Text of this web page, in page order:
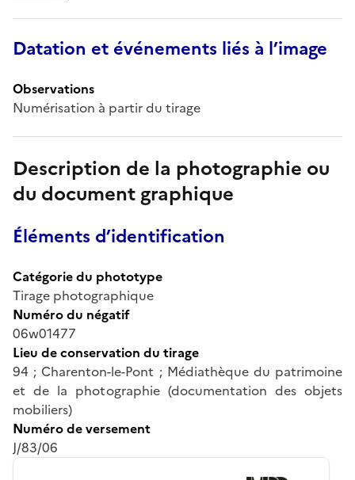
Datation et événements liés à l’image
Observations
Numérisation à partir du tirage
Description de la photographie ou
du document graphique
Éléments d’identification
Catégorie du phototype
Tirage photographique
Numéro du négatif
06w01477
Lieu de conservation du tirage
94 ; Charenton-le-Pont ; Médiathèque du patrimoine
et de la photographie (documentation des objets
mobiliers)
Numéro de versement
J/83/06